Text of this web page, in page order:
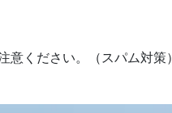
ください。（スパム対策）